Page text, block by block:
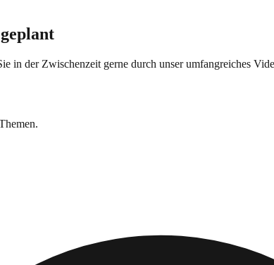
in der Zwischenzeit gerne durch unser umfangreiches